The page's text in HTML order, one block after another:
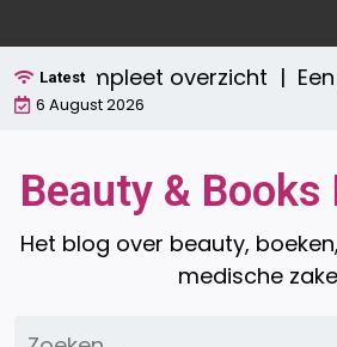
naar
de
inhoud
Latest
Een compleet overzicht |
6 August 2026
Beauty & Books
Het blog over beauty,
medische
Zoeken